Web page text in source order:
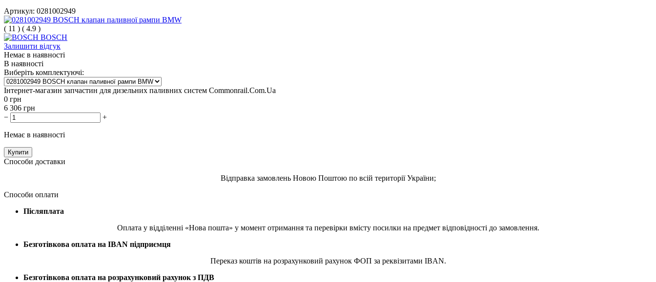
Артикул: 0281002949
( 11 ) ( 4.9 )
BOSCH
Залишити відгук
Немає в наявності
В наявності
Виберіть комплектуючі:
Інтернет-магазин запчастин для дизельних паливних систем Commonrail.Com.Ua
0 грн
6 306 грн
−
+
Немає в наявності
Купити
Способи доставки
Відправка замовлень Новою Поштою по всій території України;
Способи оплати
Післяплата
Оплата у відділенні «Нова пошта» у момент отримання та перевірки вмісту посилки на предмет відповідності до замовлення.
Безготівкова оплата на IBAN підприємця
Переказ коштів на розрахунковий рахунок ФОП за реквізитами IBAN.
Безготівкова оплата на розрахунковий рахунок з ПДВ